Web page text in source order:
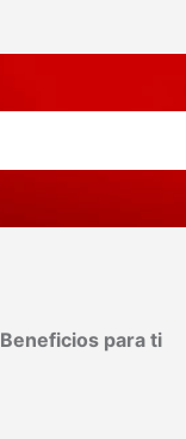
Beneficios para ti